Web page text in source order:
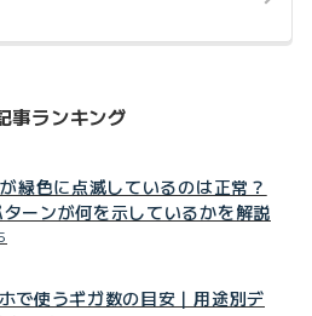
事ランキング
緑色に点滅しているのは正常？
ーンが何を示しているかを解説
で使うギガ数の目安｜用途別デ